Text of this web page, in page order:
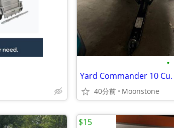
•
40分前 Moonstone
$15